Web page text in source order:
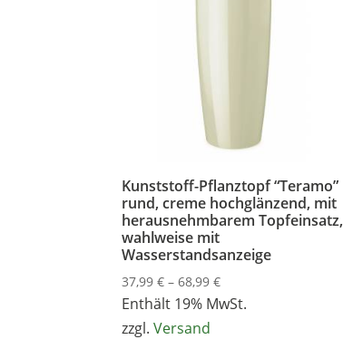
Kunststoff-Pflanztopf “Teramo”
rund, creme hochglänzend, mit
herausnehmbarem Topfeinsatz,
wahlweise mit
Wasserstandsanzeige
37,99€ –68,99€Preisspanne:
37,99 €
Enthält 19% MwSt.
zzgl.Versand